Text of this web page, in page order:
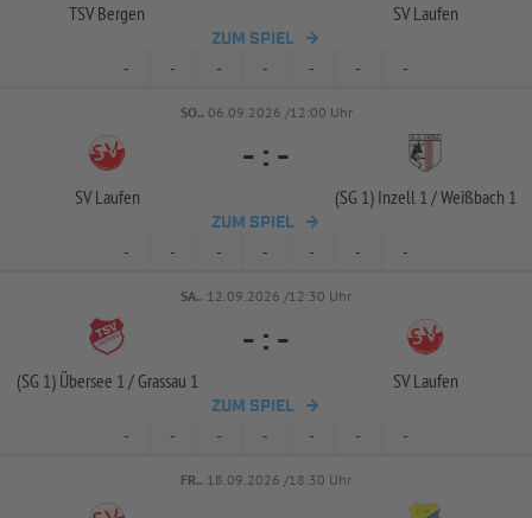
TSV Bergen SV Laufen
ZUM SPIEL
- - - - - - -
SO.. 06.09.2026 /12:00 Uhr
SV Laufen
- : -
(SG 1) Inzell 1 /Weißbach 1
ZUM SPIEL
- - - - - - -
SA.. 12.09.2026 /12:30 Uhr
(SG 1) Übersee 1 /Grassau 1
- : -
SV Laufen
ZUM SPIEL
- - - - - - -
FR.. 18.09.2026 /18:30 Uhr